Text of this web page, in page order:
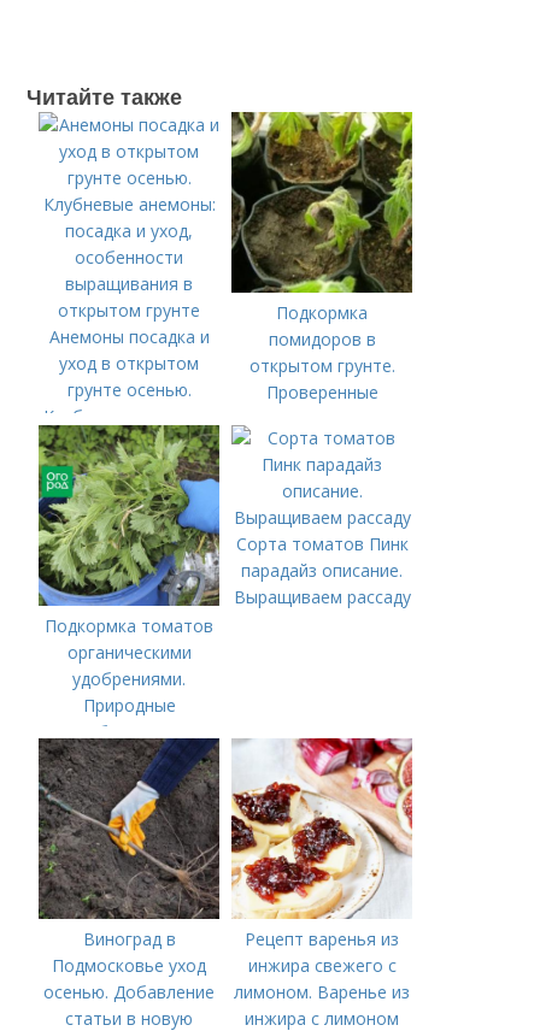
Читайте также
Анемоны посадка и
уход в открытом
грунте осенью.
Клубневые анемоны:
посадка и уход,
особенности
выращивания в
открытом грунте
Подкормка
помидоров в
открытом грунте.
Проверенные
минеральные
удобрения
Подкормка томатов
органическими
удобрениями.
Природные
удобрения для
подкормки "по листу"
Сорта томатов Пинк
парадайз описание.
Выращиваем рассаду
Виноград в
Подмосковье уход
осенью. Добавление
статьи в новую
Рецепт варенья из
инжира свежего с
лимоном. Варенье из
инжира с лимоном